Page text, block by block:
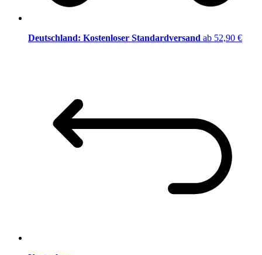
Deutschland: Kostenloser Standardversand ab 52,90 €